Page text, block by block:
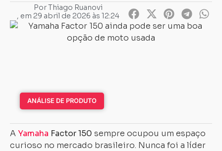
PorThiago Ruanovi
, em 29 abril de 2026 às 12:24
ANÁLISE DE PRODUTO
A Yamaha Factor 150 sempre ocupou um espaço
curioso no mercado brasileiro. Nunca foi a líder